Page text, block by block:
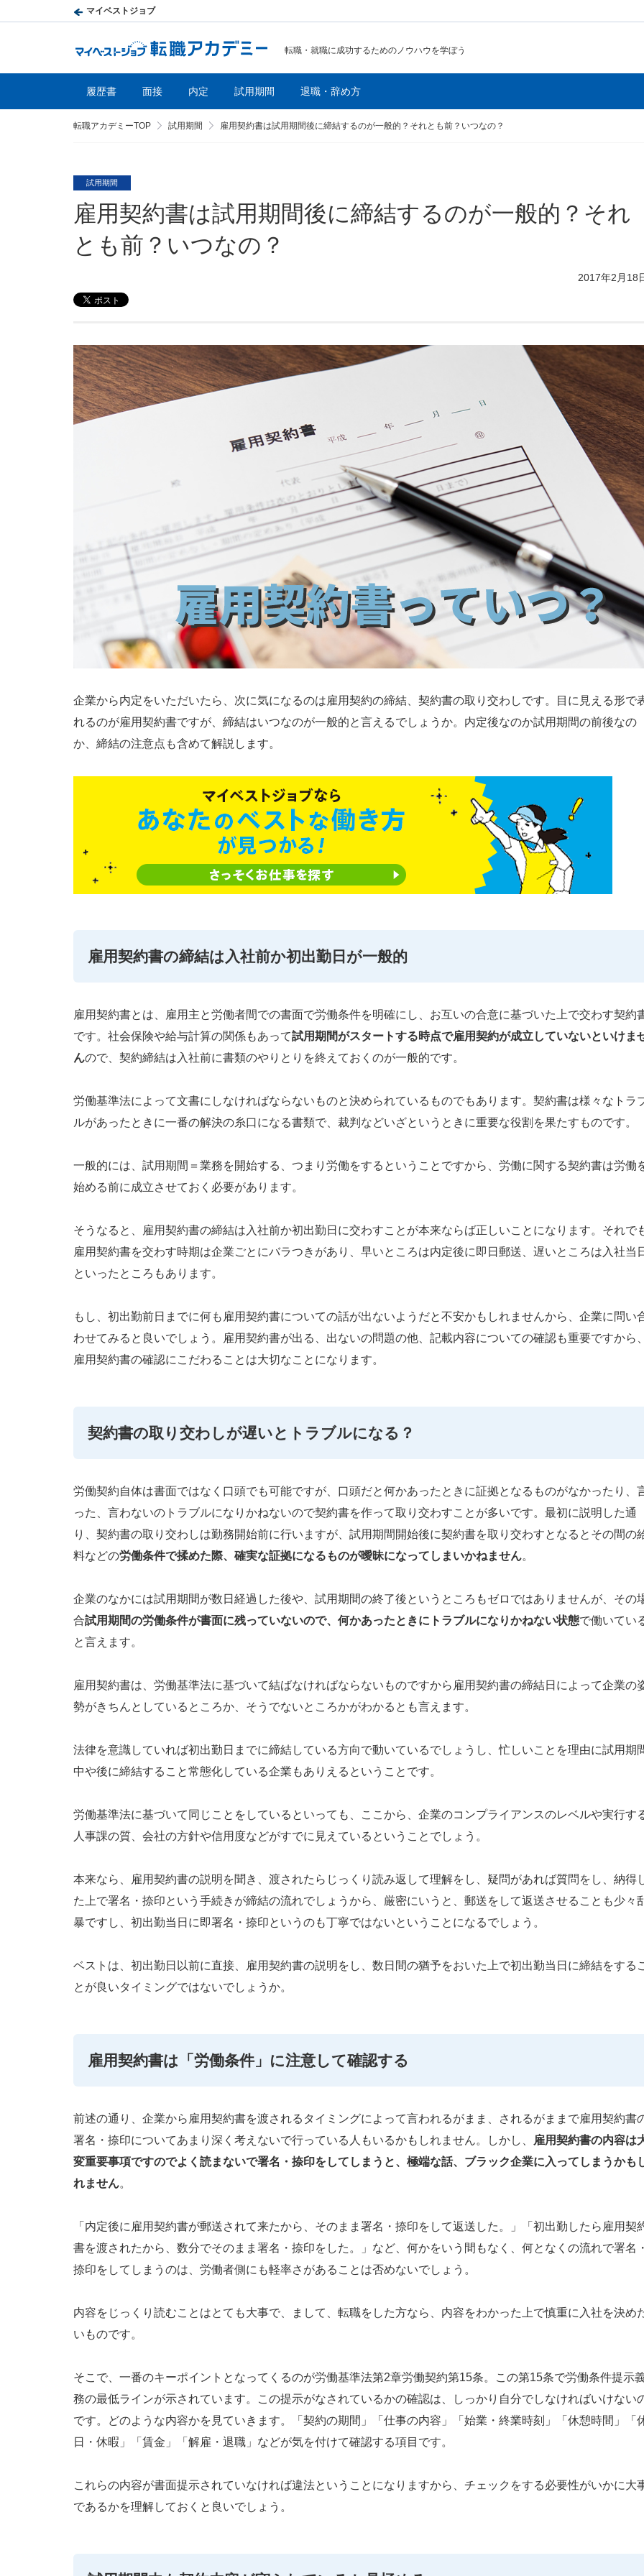
転職・就職に成功するためのノウハウを学ぼう
履歴書 面接 内定 試用期間 退職・辞め方
転職アカデミーTOP 試用期間 雇用契約書は試用期間後に締結するのが一般的？それとも前？いつなの？
試用期間
雇用契約書は試用期間後に締結するのが一般的？それ
とも前？いつなの？
2017年2月18
企業から内定をいただいたら、次に気になるのは雇用契約の締結、契約書の取り交わしです。目に見える形で
れるのが雇用契約書ですが、締結はいつなのが一般的と言えるでしょうか。内定後なのか試用期間の前後なの
か、締結の注意点も含めて解説します。
雇用契約書の締結は入社前か初出勤日が一般的
雇用契約書とは、雇用主と労働者間での書面で労働条件を明確にし、お互いの合意に基づいた上で交わす契約
です。社会保険や給与計算の関係もあって試用期間がスタートする時点で雇用契約が成立していないといけま
んので、契約締結は入社前に書類のやりとりを終えておくのが一般的です。
労働基準法によって文書にしなければならないものと決められているものでもあります。契約書は様々なトラ
ルがあったときに一番の解決の糸口になる書類で、裁判などいざというときに重要な役割を果たすものです。
一般的には、試用期間＝業務を開始する、つまり労働をするということですから、労働に関する契約書は労働
始める前に成立させておく必要があります。
そうなると、雇用契約書の締結は入社前か初出勤日に交わすことが本来ならば正しいことになります。それで
雇用契約書を交わす時期は企業ごとにバラつきがあり、早いところは内定後に即日郵送、遅いところは入社当
といったところもあります。
もし、初出勤前日までに何も雇用契約書についての話が出ないようだと不安かもしれませんから、企業に問い
わせてみると良いでしょう。雇用契約書が出る、出ないの問題の他、記載内容についての確認も重要ですから
雇用契約書の確認にこだわることは大切なことになります。
契約書の取り交わしが遅いとトラブルになる？
労働契約自体は書面ではなく口頭でも可能ですが、口頭だと何かあったときに証拠となるものがなかったり、
った、言わないのトラブルになりかねないので契約書を作って取り交わすことが多いです。最初に説明した通
り、契約書の取り交わしは勤務開始前に行いますが、試用期間開始後に契約書を取り交わすとなるとその間の
料などの労働条件で揉めた際、確実な証拠になるものが曖昧になってしまいかねません。
企業のなかには試用期間が数日経過した後や、試用期間の終了後というところもゼロではありませんが、その
合試用期間の労働条件が書面に残っていないので、何かあったときにトラブルになりかねない状態で働いてい
と言えます。
雇用契約書は、労働基準法に基づいて結ばなければならないものですから雇用契約書の締結日によって企業の
勢がきちんとしているところか、そうでないところかがわかるとも言えます。
法律を意識していれば初出勤日までに締結している方向で動いているでしょうし、忙しいことを理由に試用期
中や後に締結すること常態化している企業もありえるということです。
労働基準法に基づいて同じことをしているといっても、ここから、企業のコンプライアンスのレベルや実行す
人事課の質、会社の方針や信用度などがすでに見えているということでしょう。
本来なら、雇用契約書の説明を聞き、渡されたらじっくり読み返して理解をし、疑問があれば質問をし、納得
た上で署名・捺印という手続きが締結の流れでしょうから、厳密にいうと、郵送をして返送させることも少々
暴ですし、初出勤当日に即署名・捺印というのも丁寧ではないということになるでしょう。
ベストは、初出勤日以前に直接、雇用契約書の説明をし、数日間の猶予をおいた上で初出勤当日に締結をする
とが良いタイミングではないでしょうか。
雇用契約書は「労働条件」に注意して確認する
前述の通り、企業から雇用契約書を渡されるタイミングによって言われるがまま、されるがままで雇用契約書
署名・捺印についてあまり深く考えないで行っている人もいるかもしれません。しかし、
雇用契約書の内容は
変重要事項ですのでよく読まないで署名・捺印をしてしまうと、極端な話、ブラック企業に入ってしまうかも
れません。
「内定後に雇用契約書が郵送されて来たから、そのまま署名・捺印をして返送した。」「初出勤したら雇用契
書を渡されたから、数分でそのまま署名・捺印をした。」など、何かをいう間もなく、何となくの流れで署名
捺印をしてしまうのは、労働者側にも軽率さがあることは否めないでしょう。
内容をじっくり読むことはとても大事で、まして、転職をした方なら、内容をわかった上で慎重に入社を決め
いものです。
そこで、一番のキーポイントとなってくるのが労働基準法第2章労働契約第15条。この第15条で労働条件提示
務の最低ラインが示されています。この提示がなされているかの確認は、しっかり自分でしなければいけない
です。どのような内容かを見ていきます。「契約の期間」「仕事の内容」「始業・終業時刻」「休憩時間」「
日・休暇」「賃金」「解雇・退職」などが気を付けて確認する項目です。
これらの内容が書面提示されていなければ違法ということになりますから、チェックをする必要性がいかに大
であるかを理解しておくと良いでしょう。
マイベストジョブ